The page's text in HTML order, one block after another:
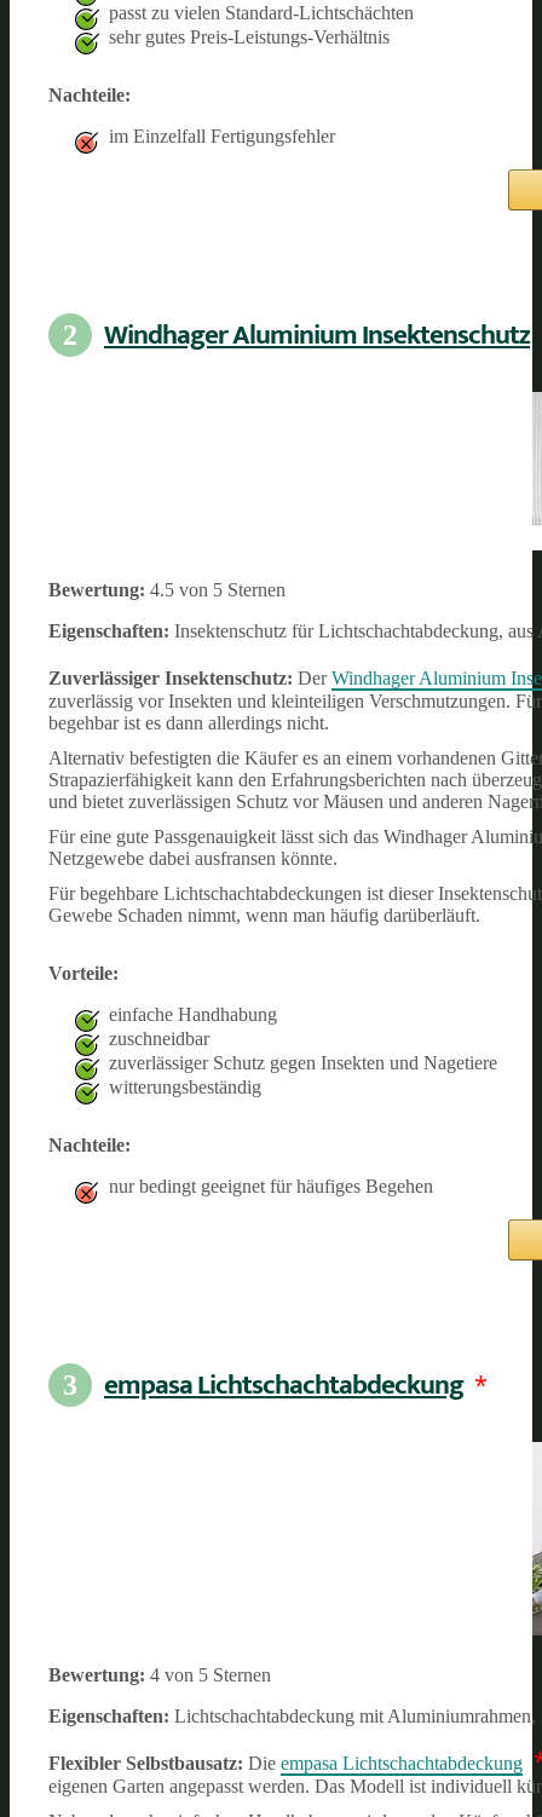
passt zu vielen Standard-Lichtschächten
sehr gutes Preis-Leistungs-Verhältnis
Nachteile:
im Einzelfall Fertigungsfehler
2 Windhager Aluminium Insektenschutz
Bewertung: 4.5 von 5 Sternen
Eigenschaften: Insektenschutz für Lichtschachtabdeckung,
Zuverlässiger Insektenschutz: DerWindhager Aluminium
zuverlässig vor Insekten und kleinteiligen Verschmutzungen.
begehbar ist es dann allerdings nicht.
Alternativ befestigten die Käufer es an einem vorhandenen
Strapazierfähigkeit kann den Erfahrungsberichten nach
und bietet zuverlässigen Schutz vor Mäusen und anderen
Für eine gute Passgenauigkeit lässt sich das Windhager
Netzgewebe dabei ausfransen könnte.
Für begehbare Lichtschachtabdeckungen ist dieser
Gewebe Schaden nimmt, wenn man häufig darüberläuft.
Vorteile:
einfache Handhabung
zuschneidbar
zuverlässiger Schutz gegen Insekten und Nagetiere
witterungsbeständig
Nachteile:
nur bedingt geeignet für häufiges Begehen
3 empasa Lichtschachtabdeckung *
Bewertung: 4 von 5 Sternen
Eigenschaften: Lichtschachtabdeckung mit
Flexibler Selbstbausatz: Die empasa Lichtschachtabdeckung
eigenen Garten angepasst werden. Das Modell ist individuell